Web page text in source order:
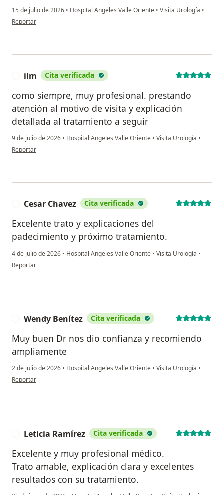
15 de julio de 2026 • Hospital Angeles Valle Oriente • Visita Urología •
en opinión del usuario Jose G.
Reportar
ilm Cita verificada
como siempre, muy profesional. prestando
atención al motivo de visita y explicación
detallada al tratamiento a seguir
9 de julio de 2026 • Hospital Angeles Valle Oriente • Visita Urología •
en opinión del usuario ilm
Reportar
Cesar Chavez Cita verificada
Excelente trato y explicaciones del
padecimiento y próximo tratamiento.
4 de julio de 2026 • Hospital Angeles Valle Oriente • Visita Urología •
en opinión del usuario Cesar Chavez
Reportar
Wendy Benítez Cita verificada
Muy buen Dr nos dio confianza y recomiendo
ampliamente
2 de julio de 2026 • Hospital Angeles Valle Oriente • Visita Urología •
en opinión del usuario Wendy Benítez
Reportar
Leticia Ramírez Cita verificada
Excelente y muy profesional médico.
Trato amable, explicación clara y excelentes
resultados con su tratamiento.